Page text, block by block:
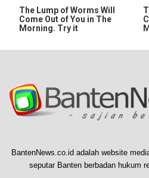
The Lump of Worms Will
Come Out of You in The
Morning. Try it
BantenNews.co.id adalah website
seputar Banten berbadan hukum